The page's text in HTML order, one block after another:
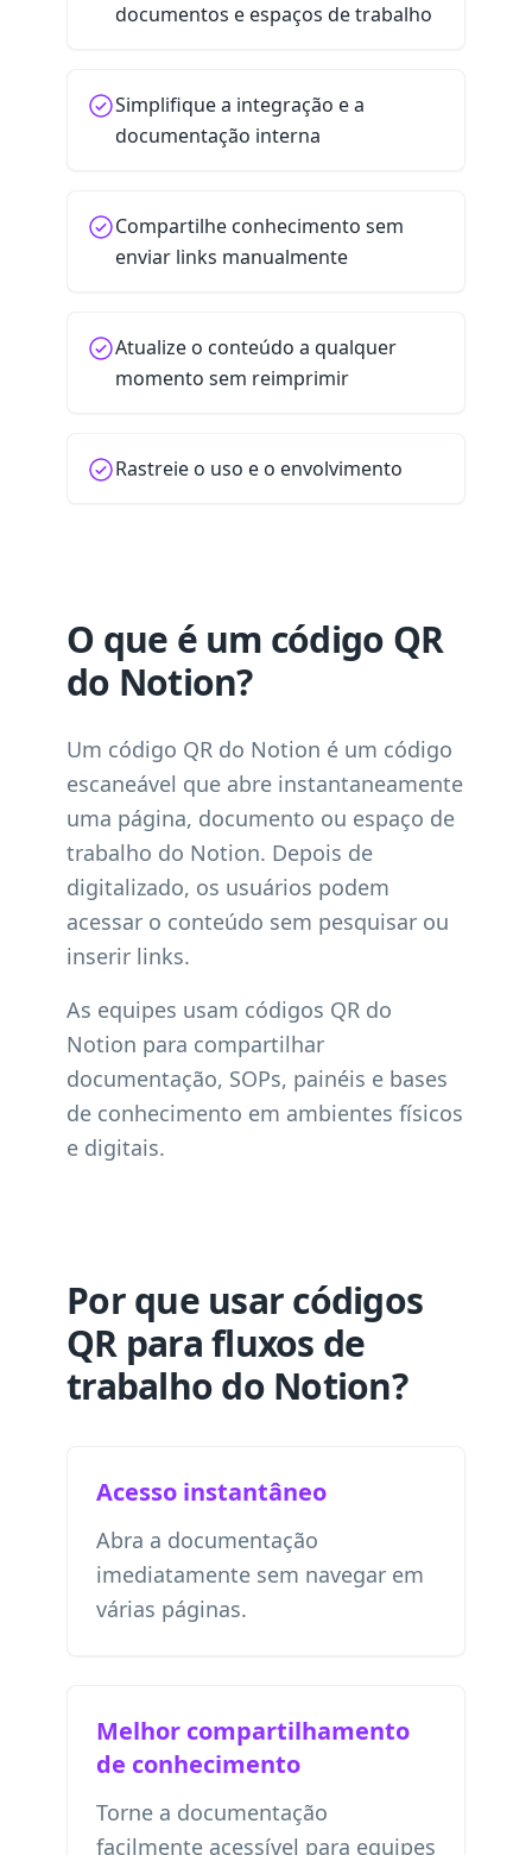
documentos e espaços de trabalho
Simplifique a integração e a
documentação interna
Compartilhe conhecimento sem
enviar links manualmente
Atualize o conteúdo a qualquer
momento sem reimprimir
Rastreie o uso e o envolvimento
O que é um código QR
do Notion?
Um código QR do Notion é um código
escaneável que abre instantaneamente
uma página, documento ou espaço de
trabalho do Notion. Depois de
digitalizado, os usuários podem
acessar o conteúdo sem pesquisar ou
inserir links.
As equipes usam códigos QR do
Notion para compartilhar
documentação, SOPs, painéis e bases
de conhecimento em ambientes físicos
e digitais.
Por que usar códigos
QR para fluxos de
trabalho do Notion?
Acesso instantâneo
Abra a documentação
imediatamente sem navegar em
várias páginas.
Melhor compartilhamento
de conhecimento
Torne a documentação
facilmente acessível para equipes